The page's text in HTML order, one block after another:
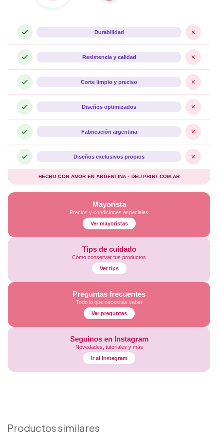
Mayorista
Precios y condiciones especiales
Ver mayoristas
Tips de cuidado
Cómo conservar tus productos
Ver tips
Preguntas frecuentes
Todo lo que necesitás saber
Ver preguntas
Seguinos en Instagram
Novedades, tutoriales y más
Ir al Instagram
Durabilidad
Resistencia y calidad
Corte limpio y preciso
Diseños optimizados
Fabricación argentina
Diseños exclusivos propios
HECHO CON AMOR EN ARGENTINA · DELIPRINT.COM.AR
Productos similares